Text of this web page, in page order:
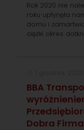
Rok 2020 nie
roku upłynęła
domu i
ciężki okres
BBA
Dobra